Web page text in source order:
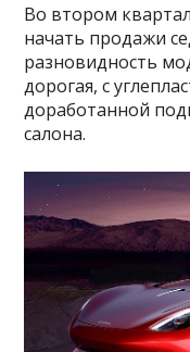
Во втором
начать продажи
разновидность
дорогая, с
доработанной
салона.